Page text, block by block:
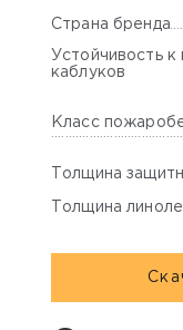
Страна бренда
Устойчивость
каблуков
Класс
Толщина
Толщина